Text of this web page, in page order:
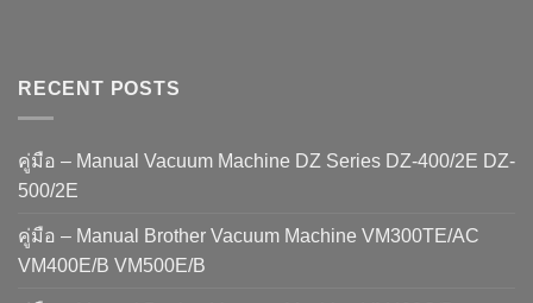
RECENT POSTS
คู่มือ – Manual Vacuum Machine DZ Series DZ-400/2E DZ-
500/2E
คู่มือ – Manual Brother Vacuum Machine VM300TE/AC
VM400E/B VM500E/B